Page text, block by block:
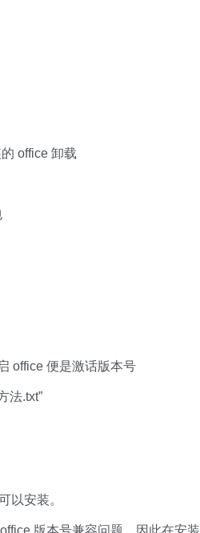
office 卸载
office 便是激话版本号
法.txt”
以安装。
版本号兼容问题，因此在安装